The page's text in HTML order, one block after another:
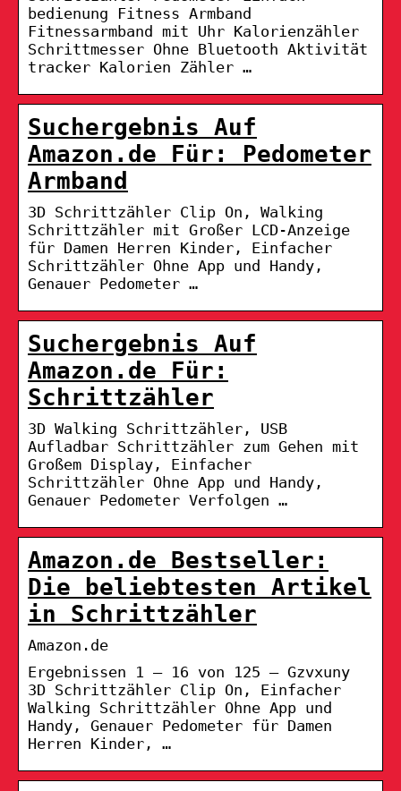
bedienung Fitness Armband
Fitnessarmband mit Uhr Kalorienzähler
Schrittmesser Ohne Bluetooth Aktivität
tracker Kalorien Zähler …
Suchergebnis Auf
Amazon.de Für: Pedometer
Armband
3D Schrittzähler Clip On, Walking
Schrittzähler mit Großer LCD-Anzeige
für Damen Herren Kinder, Einfacher
Schrittzähler Ohne App und Handy,
Genauer Pedometer …
Suchergebnis Auf
Amazon.de Für:
Schrittzähler
3D Walking Schrittzähler, USB
Aufladbar Schrittzähler zum Gehen mit
Großem Display, Einfacher
Schrittzähler Ohne App und Handy,
Genauer Pedometer Verfolgen …
Amazon.de Bestseller:
Die beliebtesten Artikel
in Schrittzähler
Amazon.de
Ergebnissen 1 – 16 von 125 — Gzvxuny
3D Schrittzähler Clip On, Einfacher
Walking Schrittzähler Ohne App und
Handy, Genauer Pedometer für Damen
Herren Kinder, …